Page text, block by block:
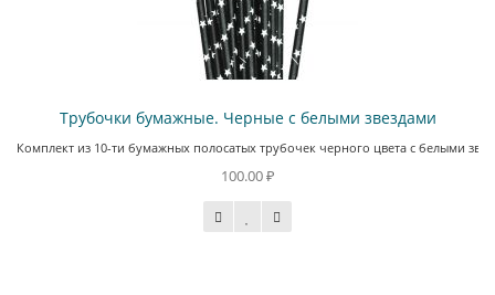
Трубочки бумажные. Черные с белыми звездами
Комплект из 10-ти бумажных полосатых трубочек черного цвета с белыми
100.00 ₽